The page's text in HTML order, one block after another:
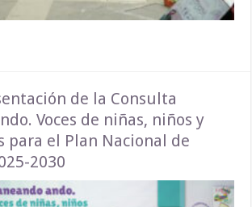
de la Consulta
Voces de niñas, niños y
para el Plan Nacional de
2030